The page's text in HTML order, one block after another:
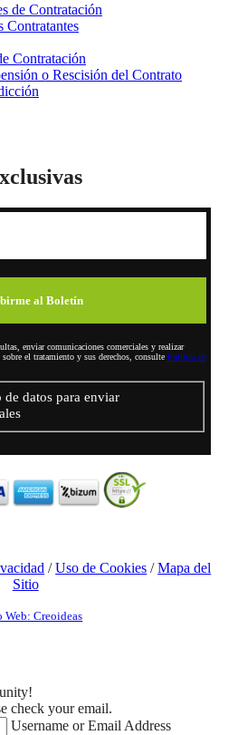
de Contratación
Contratantes
Contratación
o Rescisión del Contrato
enviar comunicaciones comerciales y realizar
el tratamiento y sus derechos, consulte Política de
datos para enviar
/Uso de Cookies /Mapa del
Sitio
Web: Creoideas
check your email.
Username or Email Address